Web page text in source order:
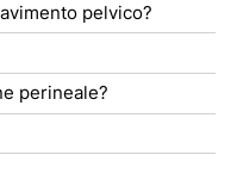
pelvico?
perineale?